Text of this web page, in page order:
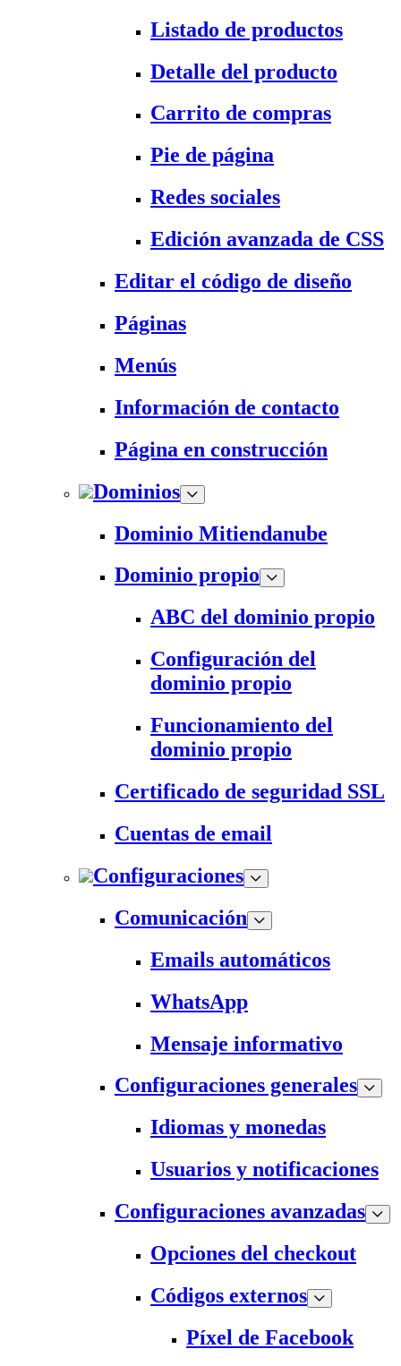
Listado de productos
Detalle del producto
Carrito de compras
Pie de página
Redes sociales
Edición avanzada de CSS
Editar el código de diseño
Páginas
Menús
Información de contacto
Página en construcción
Dominios
Dominio Mitiendanube
Dominio propio
ABC del dominio propio
Configuración del
dominio propio
Funcionamiento del
dominio propio
Certificado de seguridad SSL
Cuentas de email
Configuraciones
Comunicación
Emails automáticos
WhatsApp
Mensaje informativo
Configuraciones generales
Idiomas y monedas
Usuarios y notificaciones
Configuraciones avanzadas
Opciones del checkout
Códigos externos
Píxel de Facebook